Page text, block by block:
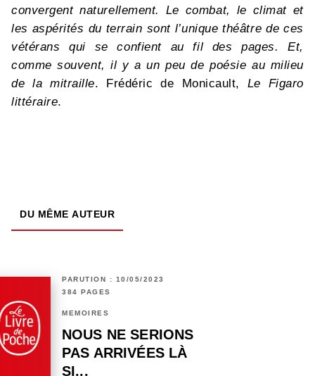
convergent naturellement. Le combat, le climat et
les aspérités du terrain sont l’unique théâtre de ces
vétérans qui se confient au fil des pages. Et,
comme souvent, il y a un peu de poésie au milieu
de la mitraille. Frédéric de Monicault, Le Figaro
littéraire.
DU MÊME AUTEUR
PARUTION : 10/05/2023
384 PAGES
MÉMOIRES
NOUS NE SERIONS
PAS ARRIVÉES LÀ
SI...